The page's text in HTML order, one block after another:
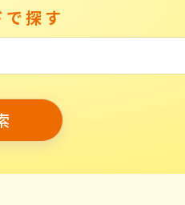
探す